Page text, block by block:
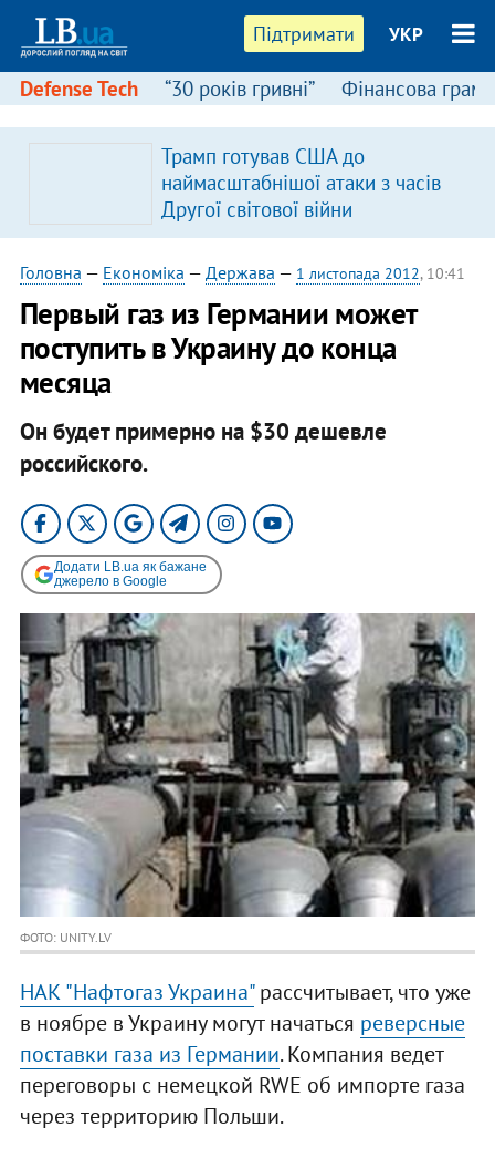
Підтримати УКР
Defense Tech “30 років гривні” Фінансова
Трамп готував США до
наймасштабнішої атаки з часів
Другої світової війни
Головна — Економіка — Держава — 1 листопада 2012, 10:41
Первый газ из Германии может
поступить в Украину до конца
месяца
Он будет примерно на $30 дешевле
российского.
Додати LB.ua як бажане
джерело в Google
ФОТО: UNITY.LV
НАК "Нафтогаз Украина"рассчитывает, что уже
в ноябре в Украину могут начаться реверсные
поставки газа из Германии. Компания ведет
переговоры с немецкой RWE об импорте газа
через территорию Польши.